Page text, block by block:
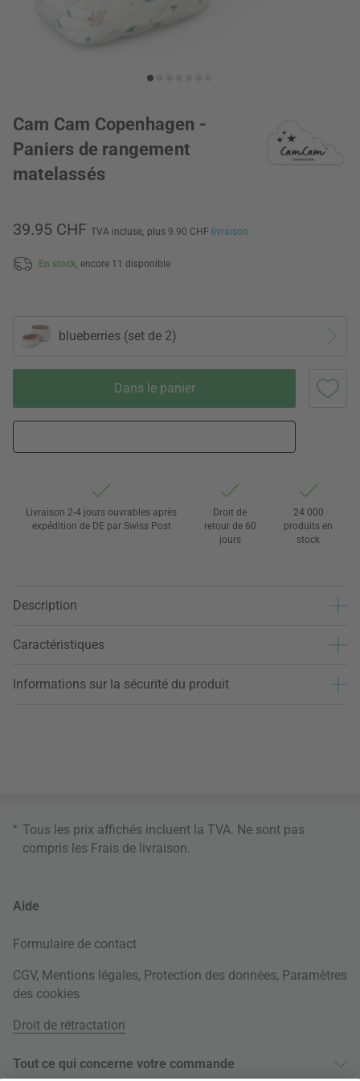
Cam Cam Copenhagen -
Paniers de rangement
matelassés
39.95 CHF TVA incluse, plus 9.90 CHF livraison
En stock, encore 11 disponible
blueberries (set de 2)
Dans le panier
Livraison 2-4 jours ouvrables après
expédition de DE par Swiss Post
Droit de
retour de 60
jours
24 000
produits en
stock
Description
Caractéristiques
Informations sur la sécurité du produit
* Tous les prix affichés incluent la TVA. Ne sont pas
compris les Frais de livraison
Aide
Formulaire de contact
CGV, Mentions légales, Protection des données, Paramètres
des cookies
Droit de rétractation
Tout ce qui concerne votre commande